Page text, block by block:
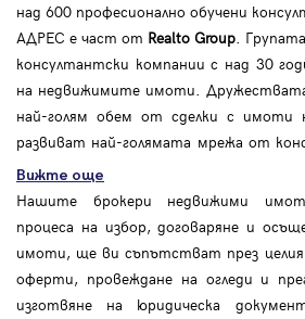
над 600 професионално обучени
АДРЕС е част от Realto Group.
консултантски компании с над 30
на недвижимите имоти.
най-голям обем от сделки с имоти
развиват най-голямата мрежа от
Вижте още
Нашите брокери недвижими
процеса на избор, договаряне и
имоти, ще ви съпътстват през целия
оферти, провеждане на огледи и
изготвяне на юридическа